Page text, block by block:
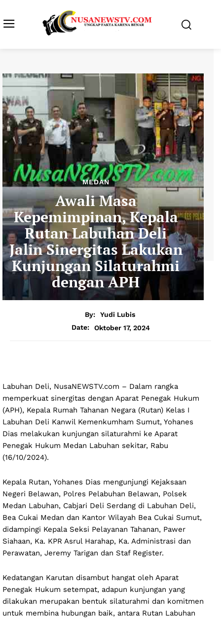
MEDAN
Awali Masa
Kepemimpinan, Kepala
Rutan Labuhan Deli
Jalin Sinergitas Lakukan
Kunjungan Silaturahmi
dengan APH
By:
Yudi Lubis
Date:
Oktober 17, 2024
Labuhan Deli, NusaNEWSTV.com – Dalam rangka
memperkuat sinergitas dengan Aparat Penegak Hukum
(APH), Kepala Rumah Tahanan Negara (Rutan) Kelas I
Labuhan Deli Kanwil Kemenkumham Sumut, Yohanes
Dias melakukan kunjungan silaturahmi ke Aparat
Penegak Hukum Medan Labuhan sekitar, Rabu
(16/10/2024).
Kepala Rutan, Yohanes Dias mengunjungi Kejaksaan
Negeri Belawan, Polres Pelabuhan Belawan, Polsek
Medan Labuhan, Cabjari Deli Serdang di Labuhan Deli,
Bea Cukai Medan dan Kantor Wilayah Bea Cukai Sumut,
didampingi Kepala Seksi Pelayanan Tahanan, Pawer
Siahaan, Ka. KPR Asrul Harahap, Ka. Administrasi dan
Perawatan, Jeremy Tarigan dan Staf Register.
Kedatangan Karutan disambut hangat oleh Aparat
Penegak Hukum setempat, adapun kunjungan yang
dilakukan merupakan bentuk silaturahmi dan komitmen
untuk membina hubungan baik, antara Rutan Labuhan